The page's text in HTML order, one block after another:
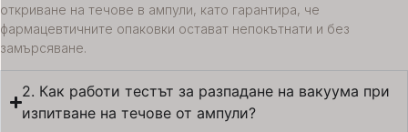
откриване на течове в ампули, като гарантира, че
фармацевтичните опаковки остават непокътнати и без
замърсяване.
2. Как работи тестът за разпадане на вакуума при
изпитване на течове от ампули?